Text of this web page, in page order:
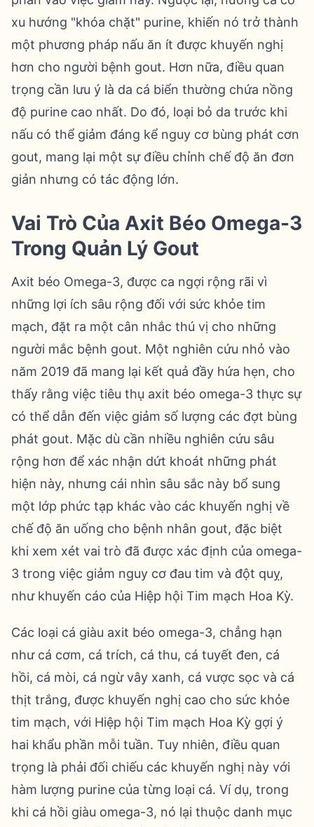
xu hướng "khóa chặt" purine, khiến nó trở thành
một phương pháp nấu ăn ít được khuyến nghị
hơn cho người bệnh gout. Hơn nữa, điều quan
trọng cần lưu ý là da cá biển thường chứa nồng
độ purine cao nhất. Do đó, loại bỏ da trước khi
nấu có thể giảm đáng kể nguy cơ bùng phát cơn
gout, mang lại một sự điều chỉnh chế độ ăn đơn
giản nhưng có tác động lớn.
Vai Trò Của Axit Béo Omega-3
Trong Quản Lý Gout
Axit béo Omega-3, được ca ngợi rộng rãi vì
những lợi ích sâu rộng đối với sức khỏe tim
mạch, đặt ra một cân nhắc thú vị cho những
người mắc bệnh gout. Một nghiên cứu nhỏ vào
năm 2019 đã mang lại kết quả đầy hứa hẹn, cho
thấy rằng việc tiêu thụ axit béo omega-3 thực sự
có thể dẫn đến việc giảm số lượng các đợt bùng
phát gout. Mặc dù cần nhiều nghiên cứu sâu
rộng hơn để xác nhận dứt khoát những phát
hiện này, nhưng cái nhìn sâu sắc này bổ sung
một lớp phức tạp khác vào các khuyến nghị về
chế độ ăn uống cho bệnh nhân gout, đặc biệt
khi xem xét vai trò đã được xác định của omega-
3 trong việc giảm nguy cơ đau tim và đột quỵ,
như khuyến cáo của Hiệp hội Tim mạch Hoa Kỳ.
Các loại cá giàu axit béo omega-3, chẳng hạn
như cá cơm, cá trích, cá thu, cá tuyết đen, cá
hồi, cá mòi, cá ngừ vây xanh, cá vược sọc và cá
thịt trắng, được khuyến nghị cao cho sức khỏe
tim mạch, với Hiệp hội Tim mạch Hoa Kỳ gợi ý
hai khẩu phần mỗi tuần. Tuy nhiên, điều quan
trọng là phải đối chiếu các khuyến nghị này với
hàm lượng purine của từng loại cá. Ví dụ, trong
khi cá hồi giàu omega-3, nó lại thuộc danh mục